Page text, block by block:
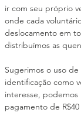
ir com seu próprio
onde cada
deslocamento em
distribuímos as
Sugerimos o uso de
identificação como
interesse,
pagamento de